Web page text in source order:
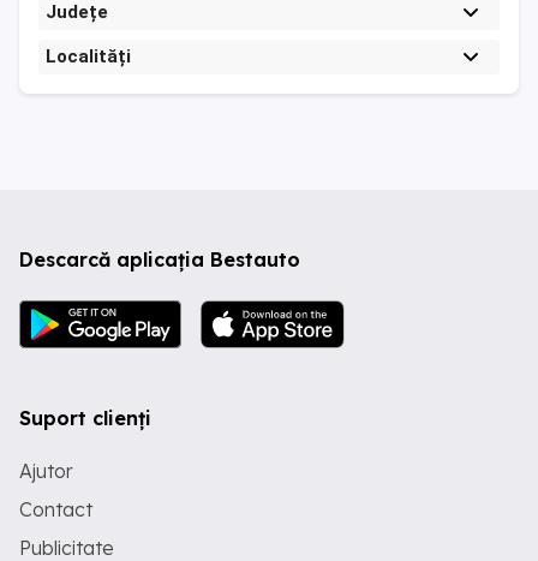
Județe
Localități
Descarcă aplicația Bestauto
Suport clienți
Ajutor
Contact
Publicitate